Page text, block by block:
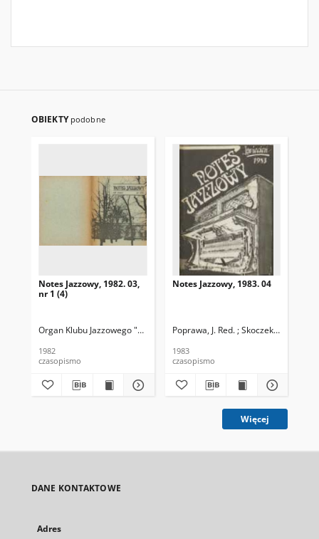
OBIEKTY podobne
Notes Jazzowy, 1982. 03,
nr 1 (4)
Organ Klubu Jazzowego "Rotunda" Skoczek, T. Red.
1982
czasopismo
Notes Jazzowy, 1983. 04
Poprawa, J. Red. ; Skoczek T. Red.
1983
czasopismo
Więcej
DANE KONTAKTOWE
Adres